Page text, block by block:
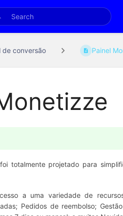
de conversão Painel
totalmente projetado para
a uma variedade de
Pedidos de reembolso;